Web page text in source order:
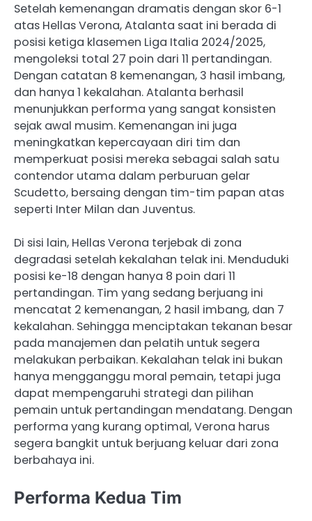
​Setelah kemenangan dramatis dengan skor 6-1
atas Hellas Verona, Atalanta saat ini berada di
posisi ketiga klasemen Liga Italia 2024/2025,
mengoleksi total 27 poin dari 11 pertandingan.​
Dengan catatan 8 kemenangan, 3 hasil imbang,
dan hanya 1 kekalahan. Atalanta berhasil
menunjukkan performa yang sangat konsisten
sejak awal musim. Kemenangan ini juga
meningkatkan kepercayaan diri tim dan
memperkuat posisi mereka sebagai salah satu
contendor utama dalam perburuan gelar
Scudetto, bersaing dengan tim-tim papan atas
seperti Inter Milan dan Juventus.
Di sisi lain, Hellas Verona terjebak di zona
degradasi setelah kekalahan telak ini. Menduduki
posisi ke-18 dengan hanya 8 poin dari 11
pertandingan. Tim yang sedang berjuang ini
mencatat 2 kemenangan, 2 hasil imbang, dan 7
kekalahan. Sehingga menciptakan tekanan besar
pada manajemen dan pelatih untuk segera
melakukan perbaikan. Kekalahan telak ini bukan
hanya mengganggu moral pemain, tetapi juga
dapat mempengaruhi strategi dan pilihan
pemain untuk pertandingan mendatang. Dengan
performa yang kurang optimal, Verona harus
segera bangkit untuk berjuang keluar dari zona
berbahaya ini.
Performa Kedua Tim